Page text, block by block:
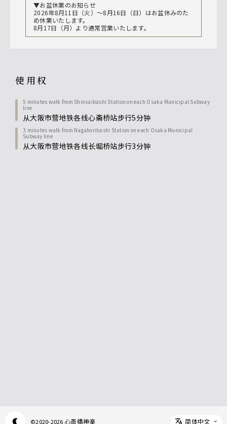
▼お盆休業のお知らせ
2026年8月11日（火）～8月16日（日）はお盆休みのた
め休業いたします。
8月17日（月）より通常営業いたします。
使用权
5 minutes walk from Shinsaibashi Station on each Osaka Municipal Subway
line
从大阪市营地铁各线心斋桥站步行5分钟
3 minutes walk from Nagahoribashi Station on each Osaka Municipal
Subway line
从大阪市营地铁各线长堀桥站步行3分钟
©2020-2026 心斎橋神楽 简体中文